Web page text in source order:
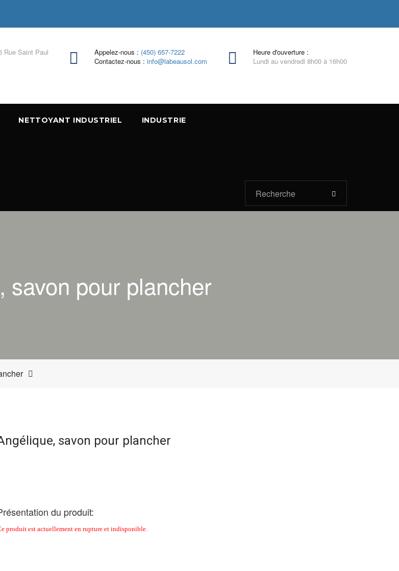
Rue Saint Paul
Appelez-nous : (450) 657-7222
Contactez-nous : info@labeausol.com
Heure d'ouverture :
Lundi au vendredi 8h00 à 16h00
NETTOYANT INDUSTRIEL INDUSTRIE
savon pour plancher
savon pour plancher
du produit:
produit est actuellement en rupture et indisponible.